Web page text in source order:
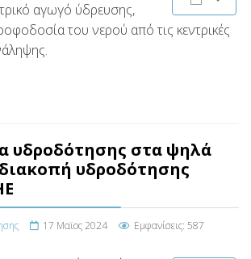
αγωγό ύδρευσης,
του νερού από τις κεντρικές
υδροδότησης στα ψηλά
υδροδότησης
17 Μαϊος 2024 Εμφανίσεις: 587